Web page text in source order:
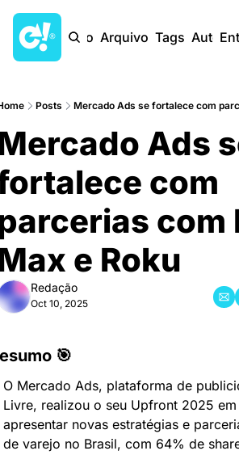
Início Arquivo Tags Autores
Posts Mercado Ads se fortalece com
Ads
com
com
e Roku
Redação
Oct 10, 2025
🎯
O Mercado Ads, plataforma de
Livre, realizou o seu Upfront 2025 em
apresentar novas estratégias e
de varejo no Brasil, com 64% de